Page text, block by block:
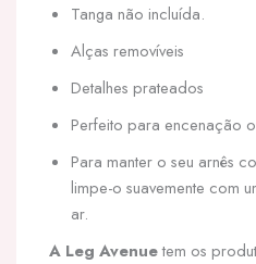
Tanga não incluída.
Alças removíveis
Detalhes prateados
Perfeito para encenação
Para manter o seu arnês
limpe-o suavemente com
ar.
A Leg Avenuetem os